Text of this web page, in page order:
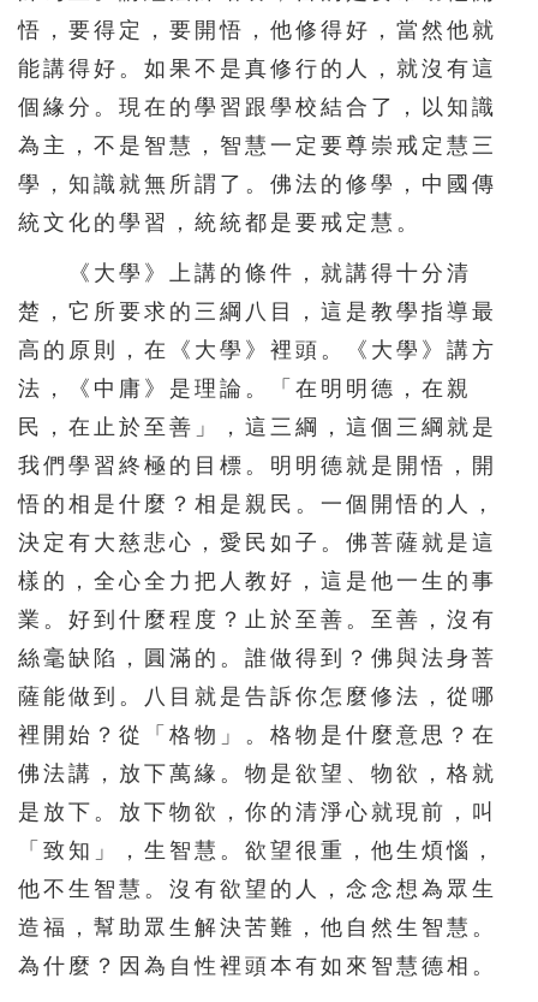
悟，要得定，要開悟，他修得好，當然他就
能講得好。如果不是真修行的人，就沒有這
個緣分。現在的學習跟學校結合了，以知識
為主，不是智慧，智慧一定要尊崇戒定慧三
學，知識就無所謂了。佛法的修學，中國傳
統文化的學習，統統都是要戒定慧。
《大學》上講的條件，就講得十分清
楚，它所要求的三綱八目，這是教學指導最
高的原則，在《大學》裡頭。《大學》講方
法，《中庸》是理論。「在明明德，在親
民，在止於至善」，這三綱，這個三綱就是
我們學習終極的目標。明明德就是開悟，開
悟的相是什麼？相是親民。一個開悟的人，
決定有大慈悲心，愛民如子。佛菩薩就是這
樣的，全心全力把人教好，這是他一生的事
業。好到什麼程度？止於至善。至善，沒有
絲毫缺陷，圓滿的。誰做得到？佛與法身菩
薩能做到。八目就是告訴你怎麼修法，從哪
裡開始？從「格物」。格物是什麼意思？在
佛法講，放下萬緣。物是欲望、物欲，格就
是放下。放下物欲，你的清淨心就現前，叫
「致知」，生智慧。欲望很重，他生煩惱，
他不生智慧。沒有欲望的人，念念想為眾生
造福，幫助眾生解決苦難，他自然生智慧。
為什麼？因為自性裡頭本有如來智慧德相。